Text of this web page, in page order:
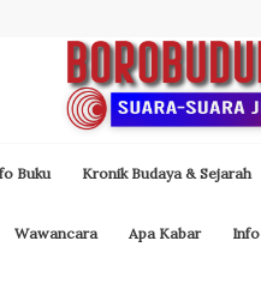
Buku Kronik Budaya & Sejarah
Wawancara Apa Kabar